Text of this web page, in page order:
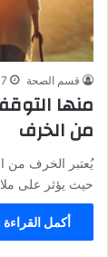
قسم الصحة 7 ديسمبر، 2024
منها
من الخرف
يُعتبر الخرف من
حيث يؤثر على
أكمل القراءة